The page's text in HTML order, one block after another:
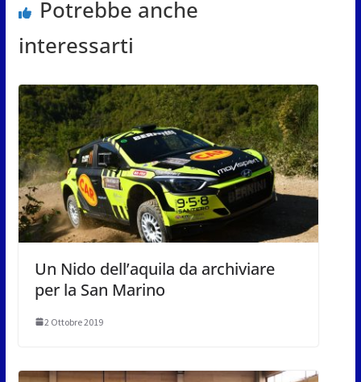
Potrebbe anche
interessarti
Un Nido dell’aquila da archiviare
per la San Marino
2 Ottobre 2019